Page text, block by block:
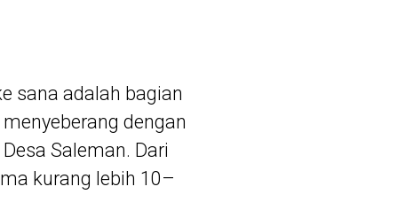
sana adalah bagian
dengan
Saleman. Dari
kurang lebih 10–